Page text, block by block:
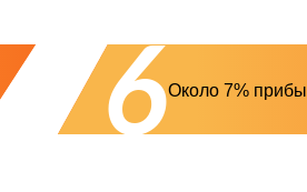
6Около 7%